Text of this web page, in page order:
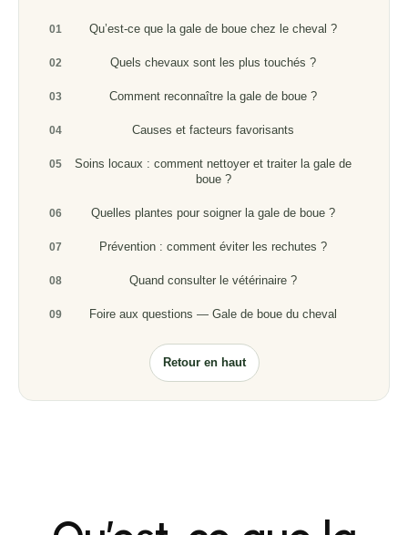
01 Qu’est-ce que la gale de boue chez le cheval ?
02 Quels chevaux sont les plus touchés ?
03 Comment reconnaître la gale de boue ?
04 Causes et facteurs favorisants
05
Soins locaux : comment nettoyer et traiter la gale de
boue ?
06 Quelles plantes pour soigner la gale de boue ?
07 Prévention : comment éviter les rechutes ?
08 Quand consulter le vétérinaire ?
09 Foire aux questions — Gale de boue du cheval
Retour en haut